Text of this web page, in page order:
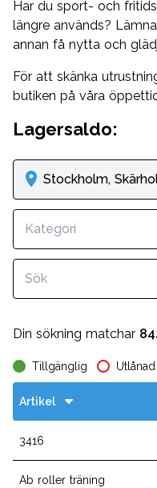
Har du sport- och
längre används?
annan få nytta och
För att skänka
butiken på våra
Lagersaldo:
Stockholm,
Kategori
Din sökning matchar
Tillgänglig Utlånad
Artikel
3416
Ab roller träning